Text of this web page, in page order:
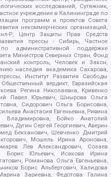
исследований, Сутяжник,
учреждение в Калининграде по
программ и проектов Совета
некоммерческих организаций,
Р, Центр Защиты Прав Средств
прессы - Сибирь, Частное
административной поддержке
Министров Северных Стран, Фонд
контроль, Человек и Закон,
наследия академика Сахарова,
Институт Развития Свободы
вердикт, Евразийская
Регина Николаевна, Кривенко
Павел Юрьевич, Шнырова Ольга
Сидорович Ольга Борисовна,
Анастасия Евгеньевна, Ривина
Бойко Анатолий
Дугин Сергей Георгиевич, Аверин
Бекханович, Шевченко Дмитрий
Мошель Ирина Ароновна,
Лев Александрович, Созаев
Борис Юльевич, Исакова Ирина
Романова Ольга Евгеньевна,
Борис Альбертович, Халидова
Зариевна, Федотова Галина